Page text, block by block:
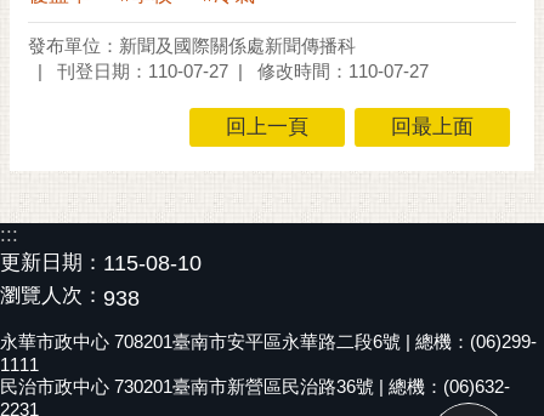
發布單位：新聞及國際關係處新聞傳播科
刊登日期：110-07-27
修改時間：110-07-27
回上一頁 回最上面
:::
更新日期： 115-08-10
瀏覽人次： 938
永華市政中心 708201臺南市安平區永華路二段6號 | 總機：(06)299-
1111
民治市政中心 730201臺南市新營區民治路36號 | 總機：(06)632-
2231